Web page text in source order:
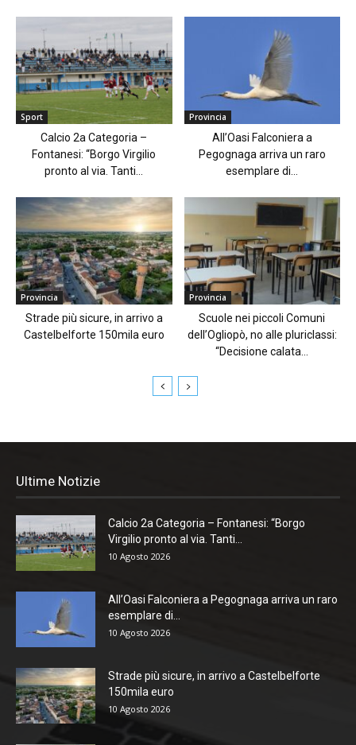
Sport
Calcio 2a Categoria –
Fontanesi: “Borgo Virgilio
pronto al via. Tanti...
Provincia
All’Oasi Falconiera a
Pegognaga arriva un raro
esemplare di...
Provincia
Strade più sicure, in arrivo a
Castelbelforte 150mila euro
Provincia
Scuole nei piccoli Comuni
dell’Ogliopò, no alle pluriclassi:
“Decisione calata...
Ultime Notizie
Calcio 2a Categoria – Fontanesi: “Borgo
Virgilio pronto al via. Tanti...
10 Agosto 2026
All’Oasi Falconiera a Pegognaga arriva un raro
esemplare di...
10 Agosto 2026
Strade più sicure, in arrivo a Castelbelforte
150mila euro
10 Agosto 2026